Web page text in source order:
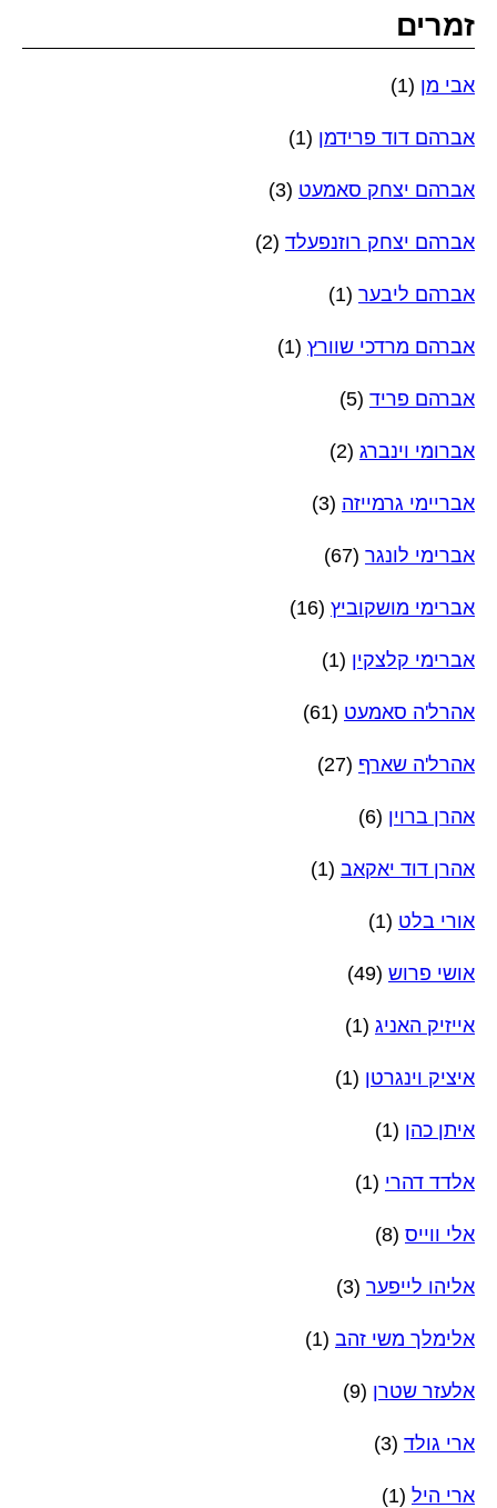
זמרים
אבי מן (1)
אברהם דוד פרידמן (1)
אברהם יצחק סאמעט (3)
אברהם יצחק רוזנפעלד (2)
אברהם ליבער (1)
אברהם מרדכי שוורץ (1)
אברהם פריד (5)
אברומי וינברג (2)
אבריימי גרמייזה (3)
אברימי לונגר (67)
אברימי מושקוביץ (16)
אברימי קלצקין (1)
אהרל'ה סאמעט (61)
אהרל'ה שארף (27)
אהרן ברוין (6)
אהרן דוד יאקאב (1)
אורי בלט (1)
אושי פרוש (49)
אייזיק האניג (1)
איציק וינגרטן (1)
איתן כהן (1)
אלדד דהרי (1)
אלי ווייס (8)
אליהו לייפער (3)
אלימלך משי זהב (1)
אלעזר שטרן (9)
ארי גולד (3)
ארי היל (1)